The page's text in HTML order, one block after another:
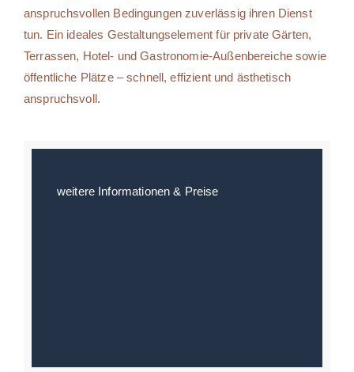
anspruchsvollen Bedingungen zuverlässig ihren Dienst
tun. Ein ideales Gestaltungselement für private Gärten,
Terrassen, Hotel- und Gastronomie-Außenbereiche sowie
öffentliche Plätze – schnell, effizient und ästhetisch
anspruchsvoll.
weitere Informationen & Preise